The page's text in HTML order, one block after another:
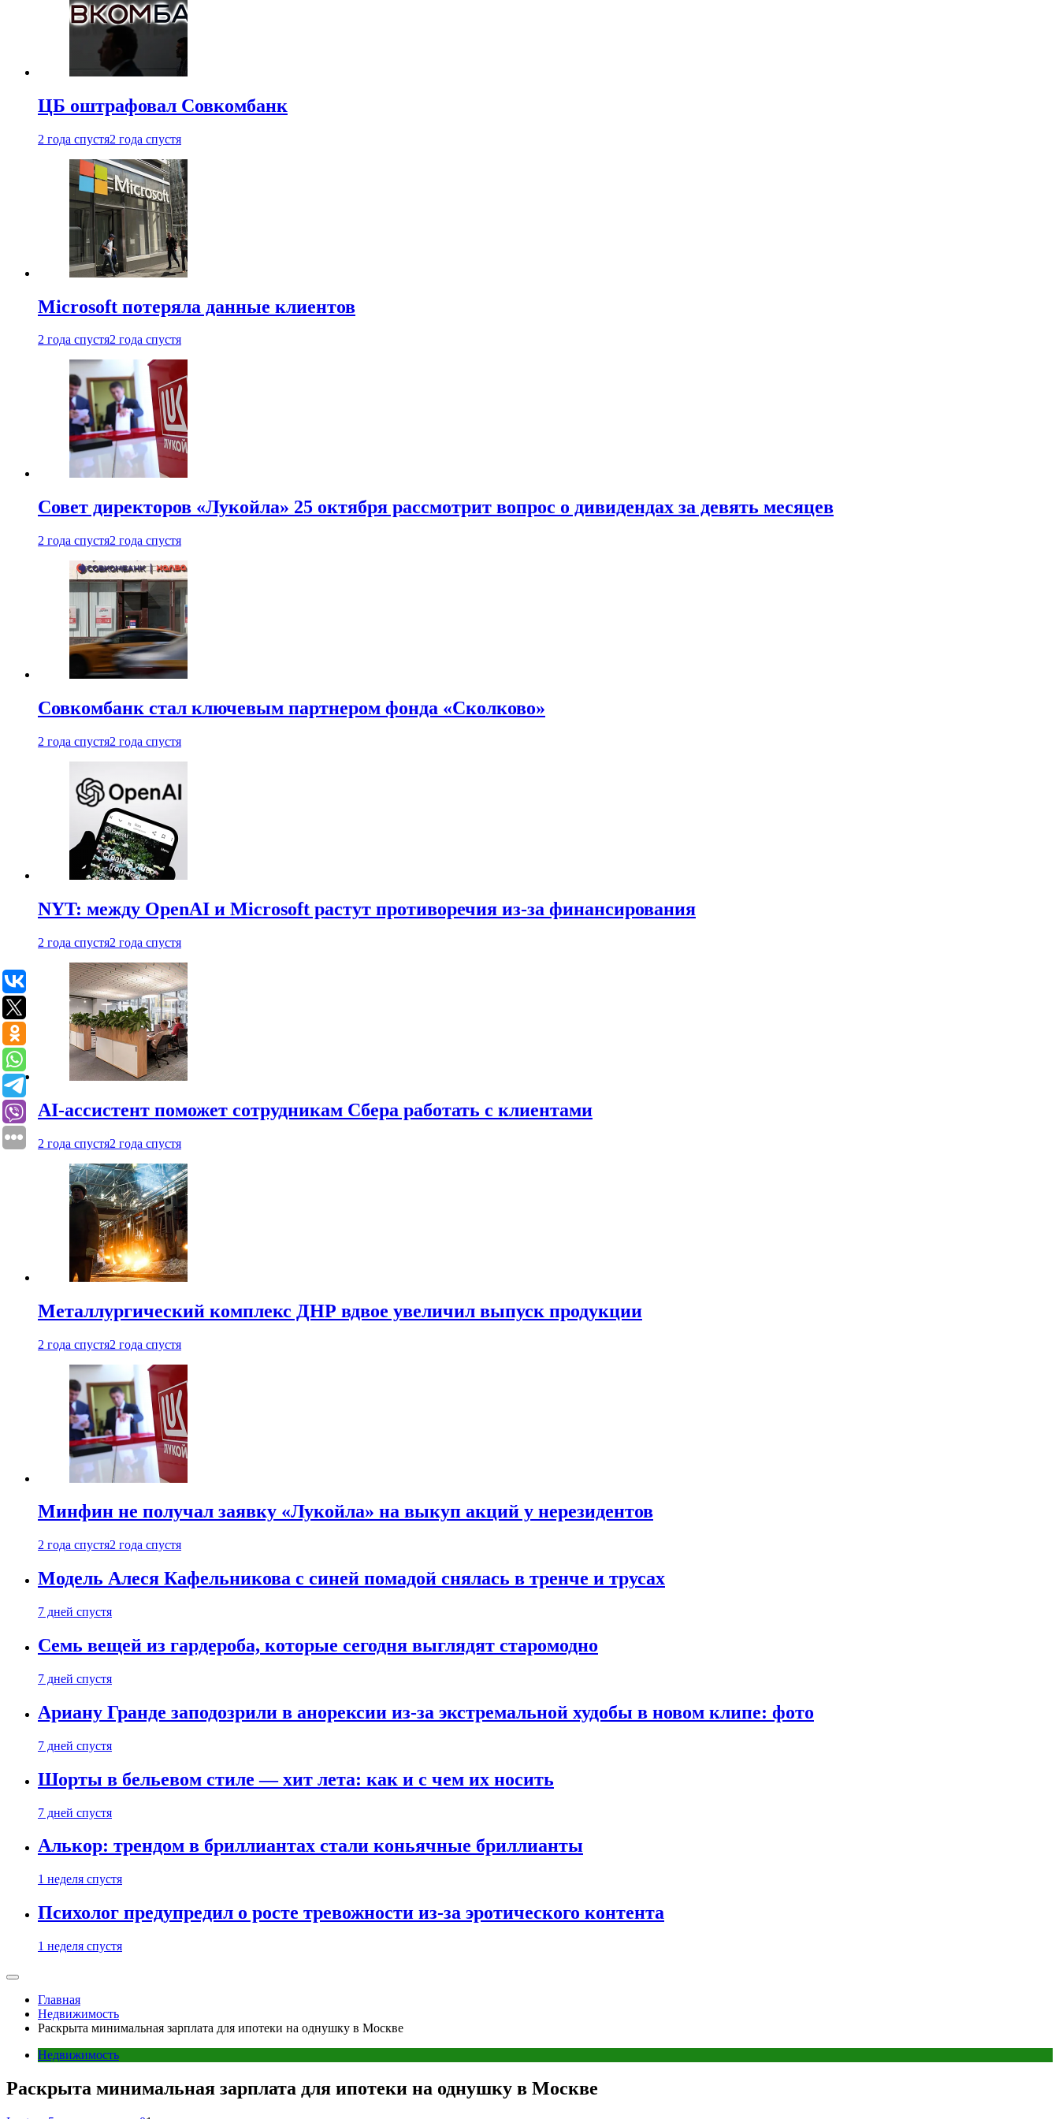
ЦБ оштрафовал Совкомбанк
2 года спустя2 года спустя
Microsoft потеряла данные клиентов
2 года спустя2 года спустя
Совет директоров «Лукойла» 25 октября рассмотрит вопрос о дивидендах за девять месяцев
2 года спустя2 года спустя
Совкомбанк стал ключевым партнером фонда «Сколково»
2 года спустя2 года спустя
NYT: между OpenAI и Microsoft растут противоречия из-за финансирования
2 года спустя2 года спустя
AI-ассистент поможет сотрудникам Сбера работать с клиентами
2 года спустя2 года спустя
Металлургический комплекс ДНР вдвое увеличил выпуск продукции
2 года спустя2 года спустя
Минфин не получал заявку «Лукойла» на выкуп акций у нерезидентов
2 года спустя2 года спустя
Модель Алеся Кафельникова с синей помадой снялась в тренче и трусах
7 дней спустя
Семь вещей из гардероба, которые сегодня выглядят старомодно
7 дней спустя
Ариану Гранде заподозрили в анорексии из-за экстремальной худобы в новом клипе: фото
7 дней спустя
Шорты в бельевом стиле — хит лета: как и с чем их носить
7 дней спустя
Алькор: трендом в бриллиантах стали коньячные бриллианты
1 неделя спустя
Психолог предупредил о росте тревожности из-за эротического контента
1 неделя спустя
Главная
Недвижимость
Раскрыта минимальная зарплата для ипотеки на однушку в Москве
Недвижимость
Раскрыта минимальная зарплата для ипотеки на однушку в Москве